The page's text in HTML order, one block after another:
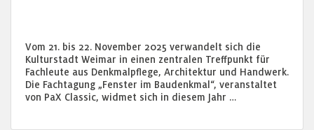
Vom 21. bis 22. November 2025 verwandelt sich die
Kulturstadt Weimar in einen zentralen Treffpunkt für
Fachleute aus Denkmalpflege, Architektur und Handwerk.
Die Fachtagung „Fenster im Baudenkmal“, veranstaltet
von PaX Classic, widmet sich in diesem Jahr …